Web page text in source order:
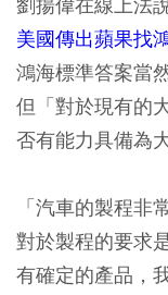
美國傳出蘋果找
鴻海標準答案當
但「對於現有的
否有能力具備為
「汽車的製程非
對於製程的要求
有確定的產品，